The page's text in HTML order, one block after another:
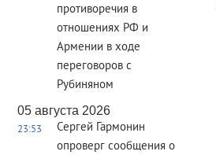
противоречия в
отношениях РФ и
Армении в ходе
переговоров с
Рубиняном
05 августа 2026
23:53
Сергей Гармонин
опроверг сообщения о